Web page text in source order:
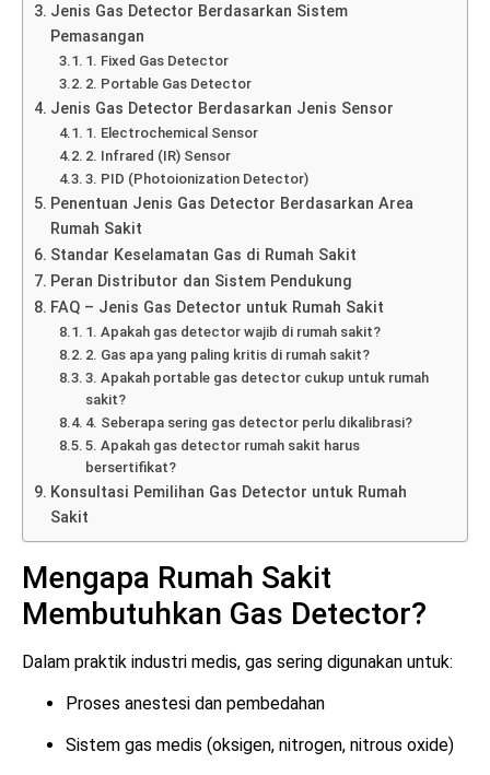
Jenis Gas Detector Berdasarkan Sistem
Pemasangan
1. Fixed Gas Detector
2. Portable Gas Detector
Jenis Gas Detector Berdasarkan Jenis Sensor
1. Electrochemical Sensor
2. Infrared (IR) Sensor
3. PID (Photoionization Detector)
Penentuan Jenis Gas Detector Berdasarkan Area
Rumah Sakit
Standar Keselamatan Gas di Rumah Sakit
Peran Distributor dan Sistem Pendukung
FAQ – Jenis Gas Detector untuk Rumah Sakit
1. Apakah gas detector wajib di rumah sakit?
2. Gas apa yang paling kritis di rumah sakit?
3. Apakah portable gas detector cukup untuk rumah
sakit?
4. Seberapa sering gas detector perlu dikalibrasi?
5. Apakah gas detector rumah sakit harus
bersertifikat?
Konsultasi Pemilihan Gas Detector untuk Rumah
Sakit
Mengapa Rumah Sakit
Membutuhkan Gas Detector?
Dalam praktik industri medis, gas sering digunakan untuk:
Proses anestesi dan pembedahan
Sistem gas medis (oksigen, nitrogen, nitrous oxide)